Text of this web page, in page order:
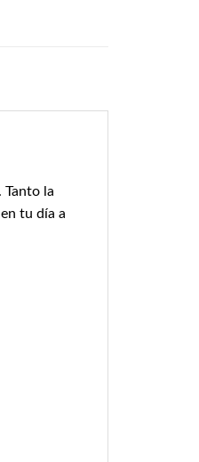
Tanto la
tu día a